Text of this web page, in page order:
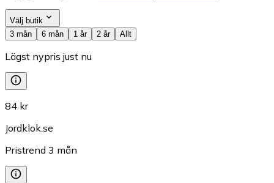
Välj butik
3 mån
6 mån 1 år 2 år Allt
Lägst nypris just nu
84 kr
Jordklok.se
Pristrend 3 mån